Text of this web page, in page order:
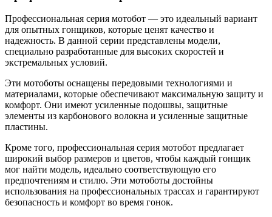
Профессиональная серия мотобот — это идеальный вариант
для опытных гонщиков, которые ценят качество и
надежность. В данной серии представлены модели,
специально разработанные для высоких скоростей и
экстремальных условий.
Эти мотоботы оснащены передовыми технологиями и
материалами, которые обеспечивают максимальную защиту и
комфорт. Они имеют усиленные подошвы, защитные
элементы из карбонового волокна и усиленные защитные
пластины.
Кроме того, профессиональная серия мотобот предлагает
широкий выбор размеров и цветов, чтобы каждый гонщик
мог найти модель, идеально соответствующую его
предпочтениям и стилю. Эти мотоботы достойны
использования на профессиональных трассах и гарантируют
безопасность и комфорт во время гонок.